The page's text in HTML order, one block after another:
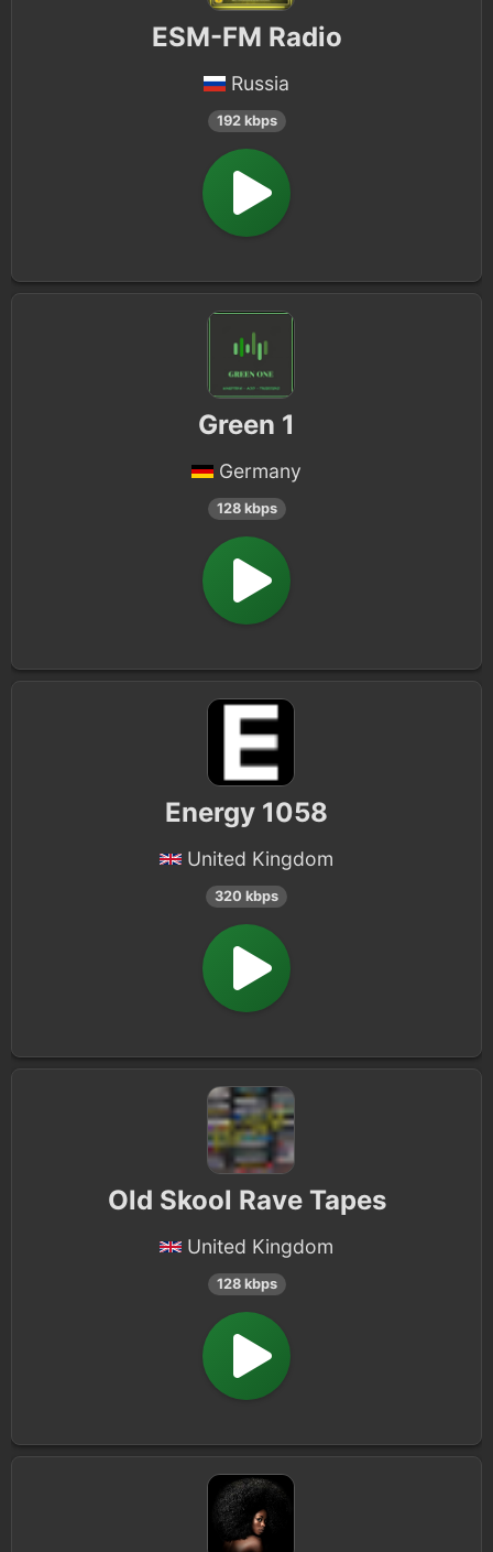
ESM-FM Radio
Russia
192 kbps
Green 1
Germany
128 kbps
Energy 1058
United Kingdom
320 kbps
Old Skool Rave Tapes
United Kingdom
128 kbps